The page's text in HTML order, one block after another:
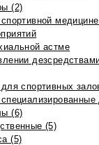
(2)
астме
спортивных
(6)
(5)
(5)